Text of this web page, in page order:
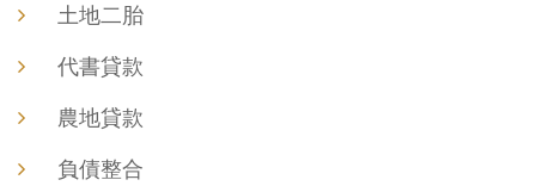
土地二胎
代書貸款
農地貸款
負債整合